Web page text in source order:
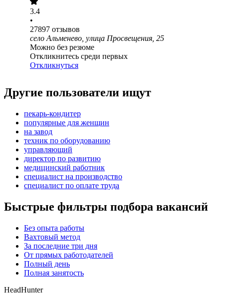
3.4
•
27897 отзывов
село Альменево, улица Просвещения, 25
Можно без резюме
Откликнитесь среди первых
Откликнуться
Другие пользователи ищут
пекарь-кондитер
популярные для женщин
на завод
техник по оборудованию
управляющий
директор по развитию
медицинский работник
специалист на производство
специалист по оплате труда
Быстрые фильтры подбора вакансий
Без опыта работы
Вахтовый метод
За последние три дня
От прямых работодателей
Полный день
Полная занятость
HeadHunter